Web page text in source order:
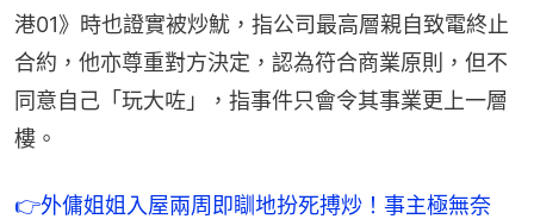
港01》時也證實被炒魷，指公司最高層親自致電終止
合約，他亦尊重對方決定，認為符合商業原則，但不
同意自己「玩大咗」，指事件只會令其事業更上一層
樓。
👉外傭姐姐入屋兩周即瞓地扮死搏炒！事主極無奈